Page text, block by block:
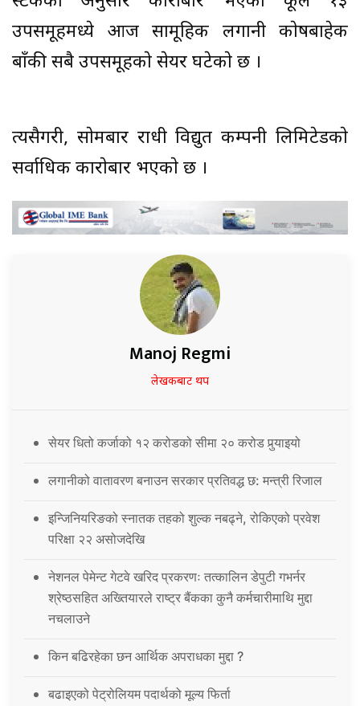
उपसमूहमध्ये आज सामूहिक लगानी काेषबाहेक
बाँकी सबै उपसमूहकाे सेयर घटेकाे छ ।
त्यसैगरी, साेमबार राधी विद्युत कम्पनी लिमिटेडकाे
सर्वाधिक काराेबार भएकाे छ ।
Manoj Regmi
लेखकबाट थप
सेयर धितो कर्जाको १२ करोडको सीमा २० करोड पुर्‍याइयो
लगानीको वातावरण बनाउन सरकार प्रतिवद्ध छ: मन्त्री रिजाल
इन्जिनियरिङको स्नातक तहको शुल्क नबढ्ने, रोकिएको प्रवेश
परिक्षा २२ असोजदेखि
नेशनल पेमेन्ट गेटवे खरिद प्रकरणः तत्कालिन डेपुटी गभर्नर
श्रेष्ठसहित अख्तियारले राष्ट्र बैंकका कुनै कर्मचारीमाथि मुद्दा
नचलाउने
किन बढिरहेका छन आर्थिक अपराधका मुद्दा ?
बढाइएको पेट्रोलियम पदार्थको मूल्य फिर्ता